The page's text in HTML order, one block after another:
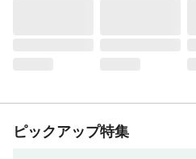
ピックアップ特集